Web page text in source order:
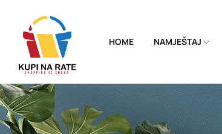
HOME NAMJEŠTAJ